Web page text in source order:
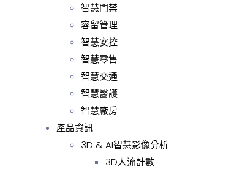
智慧門禁
容留管理
智慧安控
智慧零售
智慧交通
智慧醫護
智慧廠房
產品資訊
3D & AI智慧影像分析
3D人流計數